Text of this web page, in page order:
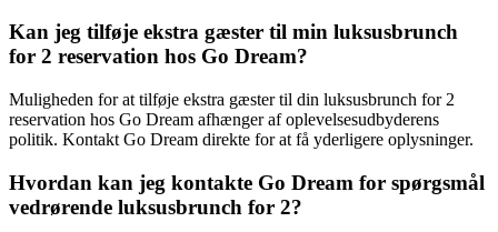
Kan jeg tilføje ekstra gæster til min luksusbrunch
for 2 reservation hos Go Dream?
Muligheden for at tilføje ekstra gæster til din luksusbrunch for 2
reservation hos Go Dream afhænger af oplevelsesudbyderens
politik. Kontakt Go Dream direkte for at få yderligere oplysninger.
Hvordan kan jeg kontakte Go Dream for spørgsmål
vedrørende luksusbrunch for 2?